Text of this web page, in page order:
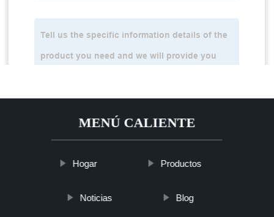
MENÚ CALIENTE
Hogar Productos
Noticias Blog